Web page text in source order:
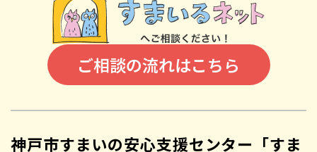
ご相談の流れはこちら
神戸市すまいの安心支援センター「すま